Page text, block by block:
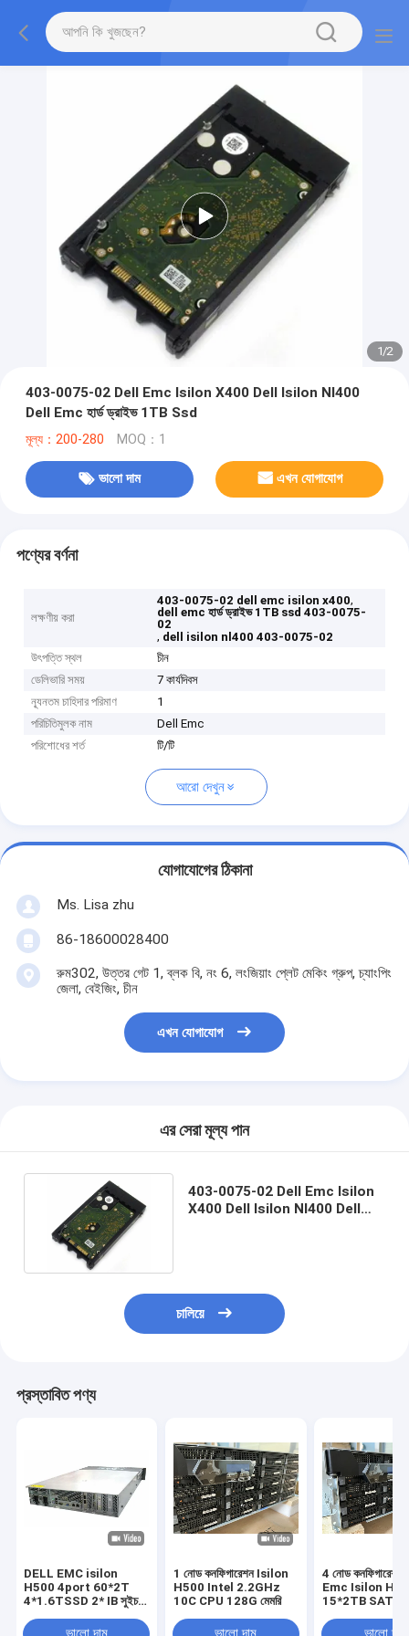
1/2
403-0075-02 Dell Emc Isilon X400 Dell Isilon Nl400
Dell Emc হার্ড ড্রাইভ 1TB Ssd
মূল্য：200-280 MOQ：1
ভালো দাম এখন যোগাযোগ
পণ্যের বর্ণনা
লক্ষণীয় করা
403-0075-02 dell emc isilon x400,
dell emc হার্ড ড্রাইভ 1TB ssd 403-0075-
02
, dell isilon nl400 403-0075-02
উৎপত্তি স্থল
চীন
ডেলিভারি সময়
7 কার্যদিবস
ন্যূনতম চাহিদার পরিমাণ
1
পরিচিতিমুলক নাম
Dell Emc
পরিশোধের শর্ত
টি/টি
আরো দেখুন
যোগাযোগের ঠিকানা
Ms. Lisa zhu
86-18600028400
রুম302, উত্তর গেট 1, ব্লক বি, নং 6, লংজিয়াং প্লেট মেকিং গ্রুপ, চ্যাংপিং
জেলা, বেইজিং, চীন
এখন যোগাযোগ
এর সেরা মূল্য পান
403-0075-02 Dell Emc Isilon
X400 Dell Isilon Nl400 Dell
চালিয়ে
প্রস্তাবিত পণ্য
DELL EMC isilon
H500 4port 60*2T
4*1.6TSSD 2* IB সুইচ
1 নোড কনফিগারেশন Isilon
H500 Intel 2.2GHz
10C CPU 128G মেমরি
4 নোড
Emc Isilon
15*2TB SATA